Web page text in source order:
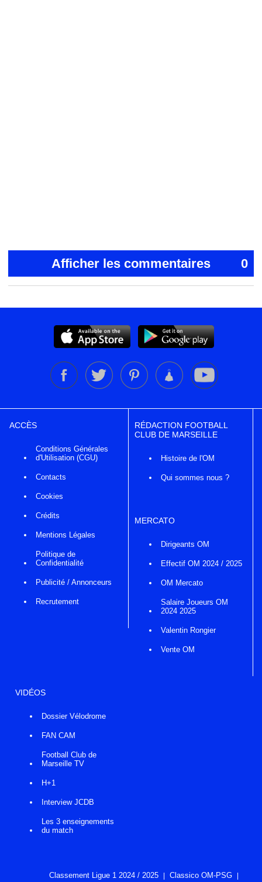
Afficher les commentaires 0
ACCÈS
Conditions Générales
d'Utilisation (CGU)
Contacts
Cookies
Crédits
Mentions Légales
Politique de
Confidentialité
Publicité / Annonceurs
Recrutement
RÉDACTION FOOTBALL
CLUB DE MARSEILLE
Histoire de l'OM
Qui sommes nous ?
MERCATO
Dirigeants OM
Effectif OM 2024 / 2025
OM Mercato
Salaire Joueurs OM
2024 2025
Valentin Rongier
Vente OM
VIDÉOS
Dossier Vélodrome
FAN CAM
Football Club de
Marseille TV
H+1
Interview JCDB
Les 3 enseignements
du match
Classement Ligue 1 2024 / 2025 Classico OM-PSG